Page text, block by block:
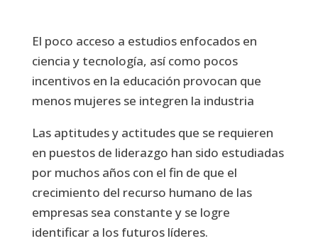
El poco acceso a estudios enfocados en
ciencia y tecnología, así como pocos
incentivos en la educación provocan que
menos mujeres se integren la industria
Las aptitudes y actitudes que se requieren
en puestos de liderazgo han sido estudiadas
por muchos años con el fin de que el
crecimiento del recurso humano de las
empresas sea constante y se logre
identificar a los futuros líderes.